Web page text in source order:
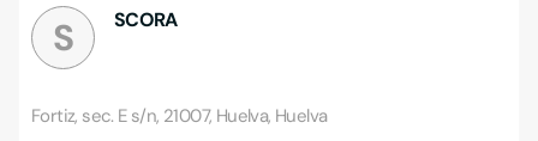
S SCORA
Fortiz, sec. E s/n, 21007, Huelva, Huelva